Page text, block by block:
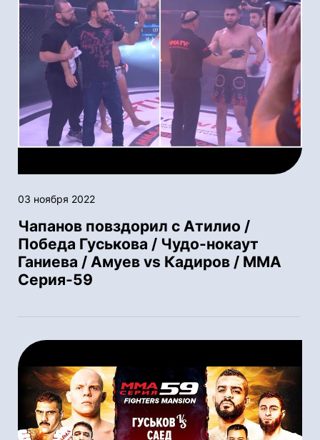
03 ноября 2022
Чапанов повздорил с Атилио /
Победа Гуськова / Чудо-нокаут
Ганиева / Амуев vs Кадиров / ММА
Серия-59